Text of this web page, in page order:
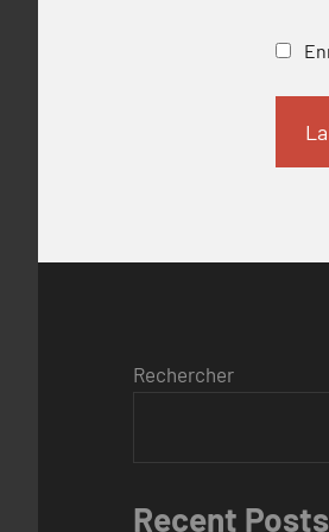
Rechercher
Recent Posts